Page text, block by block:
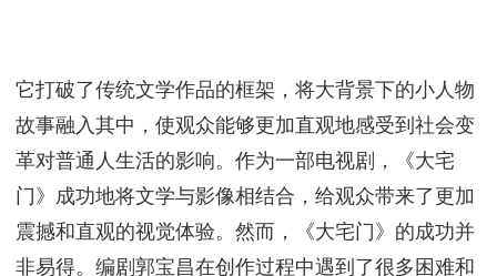
门》以上海民国时期的生活为背景，通过一家大宅门
里的故事展现了社会的变迁和人性的复杂。剧中的家
族纷争、阴谋诡计、爱恨情仇，交织出一个庞大而真
实的世界。